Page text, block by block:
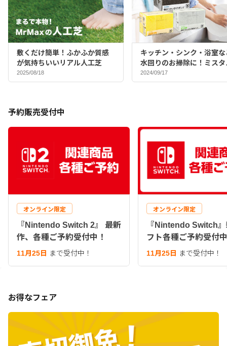
敷くだけ簡単！ふかふか質感
が気持ちいいリアル人工芝
2025/08/18
キッチン・シンク・浴室な
水回りのお掃除に！ミスタ
マックスバイヤーおすすめ
ポンジ♪
2024/09/17
予約販売受付中
オンライン限定
『Nintendo Switch 2』 最新
作、各種ご予約受付中！
11月25日 まで受付中！
オンライン限定
『Nintendo Switch
フト各種ご予約受付
11月25日 まで受付中！
お得なフェア